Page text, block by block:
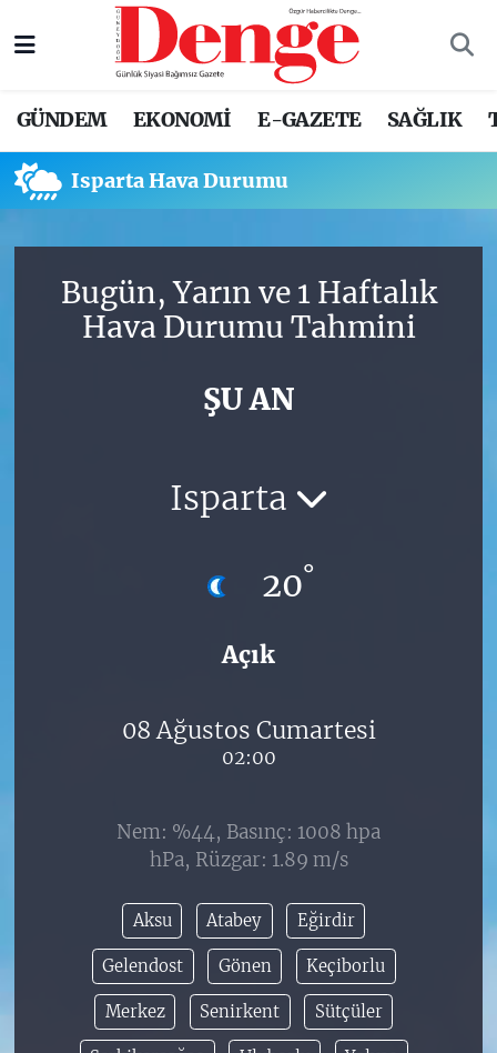
GÜNDEM EKONOMİ E-GAZETE SAĞLIK
Isparta Hava Durumu
Bugün, Yarın ve 1 Haftalık
Hava Durumu Tahmini
ŞU AN
Isparta
20°
Açık
08 Ağustos Cumartesi
02:00
Nem: %44, Basınç: 1008 hpa
hPa, Rüzgar: 1.89 m/s
Aksu Atabey Eğirdir
Gelendost Gönen Keçiborlu
Merkez Senirkent Sütçüler
Nöbetçi Eczaneler
Trafik Durumu
Süper Lig Puan Durumu ve Fikstür
Tüm Manşetler